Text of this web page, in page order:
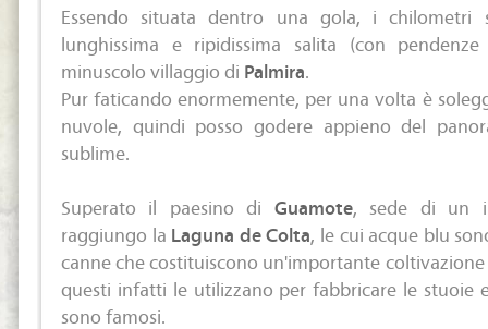
Essendo situata dentro una gola, i chilometri
lunghissima e ripidissima salita (con
minuscolo villaggio di Palmira.
Pur faticando enormemente, per una volta è
nuvole, quindi posso godere appieno del
sublime.
Superato il paesino di Guamote, sede di un
raggiungo la Laguna de Colta, le cui acque blu
canne che costituiscono un'importante
questi infatti le utilizzano per fabbricare le stuoie
sono famosi.